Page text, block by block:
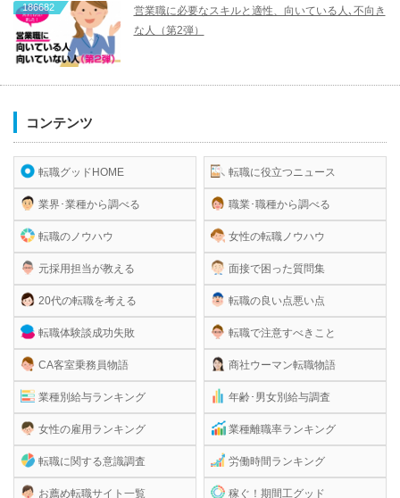
186682
営業職に必要なスキルと適性、向いている人､不向き
な人（第2弾）
コンテンツ
転職グッドHOME
業界･業種から調べる
転職のノウハウ
元採用担当が教える
20代の転職を考える
転職体験談成功失敗
CA客室乗務員物語
業種別給与ランキング
女性の雇用ランキング
転職に関する意識調査
お薦め転職サイト一覧
転職に役立つニュース
職業･職種から調べる
女性の転職ノウハウ
面接で困った質問集
転職の良い点悪い点
転職で注意すべきこと
商社ウーマン転職物語
年齢･男女別給与調査
業種離職率ランキング
労働時間ランキング
稼ぐ！期間工グッド